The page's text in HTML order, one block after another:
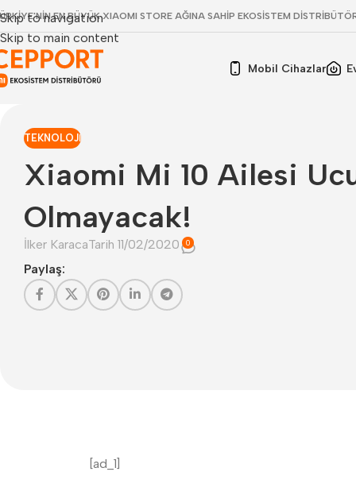
Skip to navigation
Skip to main content
EN BÜYÜK XIAOMI STORE AĞINA SAHİP EKOSİSTEM
Mobil Cihazlar
TEKNOLOJI
Xiaomi Mi 10 Ailesi
Olmayacak!
İlker KaracaTarih 11/02/2020 0
Paylaş:
[ad_1]